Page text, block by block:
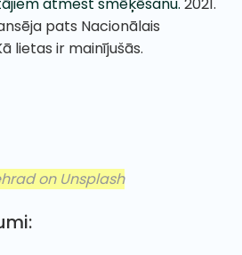
atmest smēķēšanu. 2021.
pats Nacionālais
lietas ir mainījušās.
on Unsplash